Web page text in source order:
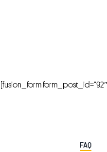
[fusion_form
FAQ